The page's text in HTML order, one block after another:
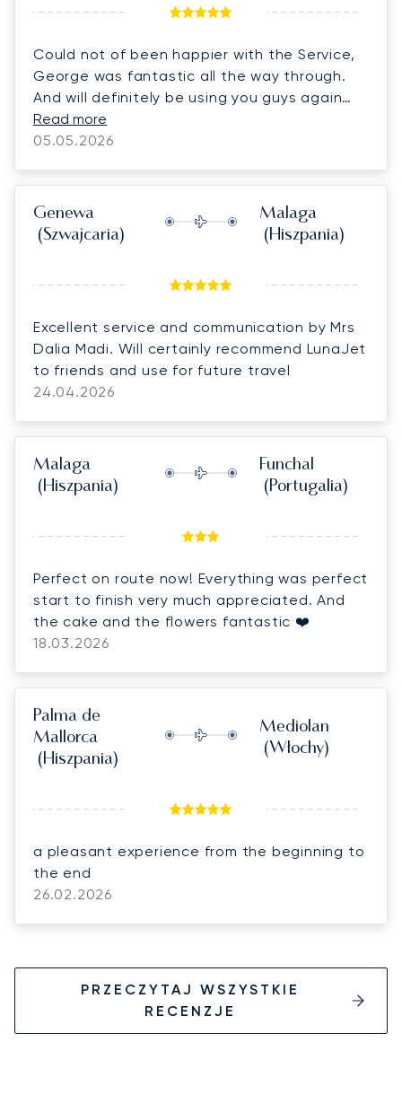
Could not of been happier with the Service,
George was fantastic all the way through.
And will definitely be using you guys again
thank you.
Read more
05.05.2026
Genewa
(Szwajcaria)
Malaga
(Hiszpania)
Excellent service and communication by Mrs
Dalia Madi. Will certainly recommend LunaJet
to friends and use for future travel
24.04.2026
Malaga
(Hiszpania)
Funchal
(Portugalia)
Perfect on route now! Everything was perfect
start to finish very much appreciated. And
the cake and the flowers fantastic ❤️
18.03.2026
Palma de
Mallorca
(Hiszpania)
Mediolan
(Włochy)
a pleasant experience from the beginning to
the end
26.02.2026
PRZECZYTAJ WSZYSTKIE
RECENZJE